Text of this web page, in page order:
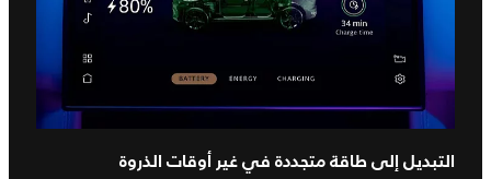
التبديل إلى طاقة متجددة في غير أوقات الذروة